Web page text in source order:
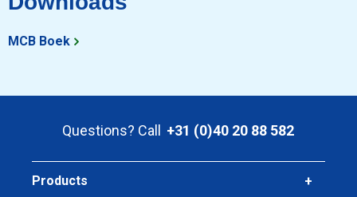
MCB Boek
Questions? Call +31 (0)40 20 88 582
Products